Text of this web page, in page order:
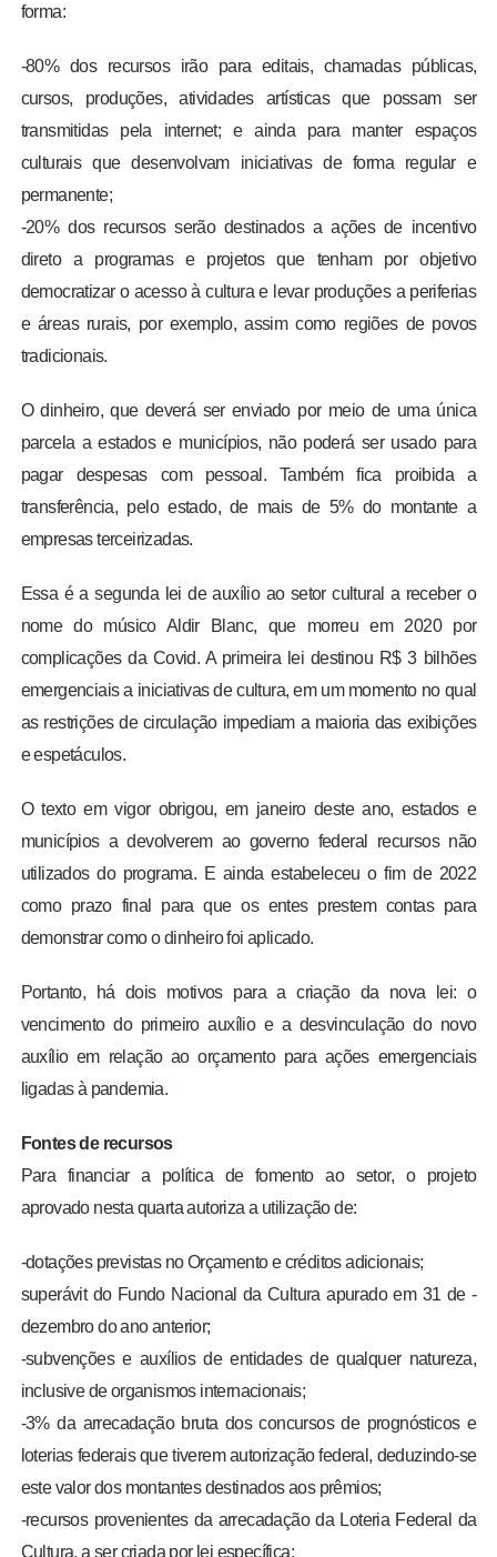
COLUNISTAS
forma:
-80% dos recursos irão para editais, chamadas públicas,
cursos, produções, atividades artísticas que possam ser
transmitidas pela internet; e ainda para manter espaços
culturais que desenvolvam iniciativas de forma regular e
permanente;
-20% dos recursos serão destinados a ações de incentivo
direto a programas e projetos que tenham por objetivo
democratizar o acesso à cultura e levar produções a periferias
e áreas rurais, por exemplo, assim como regiões de povos
tradicionais.
O dinheiro, que deverá ser enviado por meio de uma única
parcela a estados e municípios, não poderá ser usado para
pagar despesas com pessoal. Também fica proibida a
transferência, pelo estado, de mais de 5% do montante a
empresas terceirizadas.
Essa é a segunda lei de auxílio ao setor cultural a receber o
nome do músico Aldir Blanc, que morreu em 2020 por
complicações da Covid. A primeira lei destinou R$ 3 bilhões
emergenciais a iniciativas de cultura, em um momento no qual
as restrições de circulação impediam a maioria das exibições
e espetáculos.
O texto em vigor obrigou, em janeiro deste ano, estados e
municípios a devolverem ao governo federal recursos não
utilizados do programa. E ainda estabeleceu o fim de 2022
como prazo final para que os entes prestem contas para
demonstrar como o dinheiro foi aplicado.
Portanto, há dois motivos para a criação da nova lei: o
vencimento do primeiro auxílio e a desvinculação do novo
auxílio em relação ao orçamento para ações emergenciais
ligadas à pandemia.
Fontes de recursos
Para financiar a política de fomento ao setor, o projeto
aprovado nesta quarta autoriza a utilização de:
-dotações previstas no Orçamento e créditos adicionais;
superávit do Fundo Nacional da Cultura apurado em 31 de -
dezembro do ano anterior;
-subvenções e auxílios de entidades de qualquer natureza,
inclusive de organismos internacionais;
-3% da arrecadação bruta dos concursos de prognósticos e
loterias federais que tiverem autorização federal, deduzindo-se
este valor dos montantes destinados aos prêmios;
-recursos provenientes da arrecadação da Loteria Federal da
Cultura, a ser criada por lei específica;